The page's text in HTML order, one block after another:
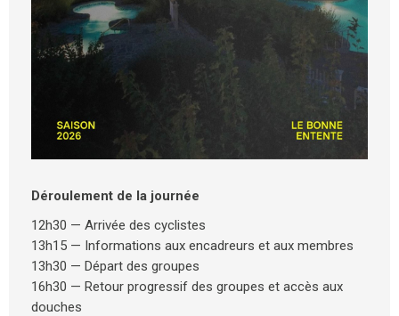
Déroulement de la journée
12h30 — Arrivée des cyclistes
13h15 — Informations aux encadreurs et aux membres
13h30 — Départ des groupes
16h30 — Retour progressif des groupes et accès aux
douches